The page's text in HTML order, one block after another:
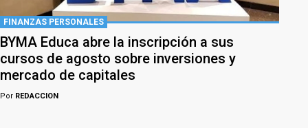
FINANZAS PERSONALES
BYMA Educa abre la inscripción a sus
cursos de agosto sobre inversiones y
mercado de capitales
Por REDACCION